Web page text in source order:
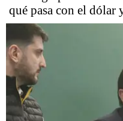
qué pasa con el dólar